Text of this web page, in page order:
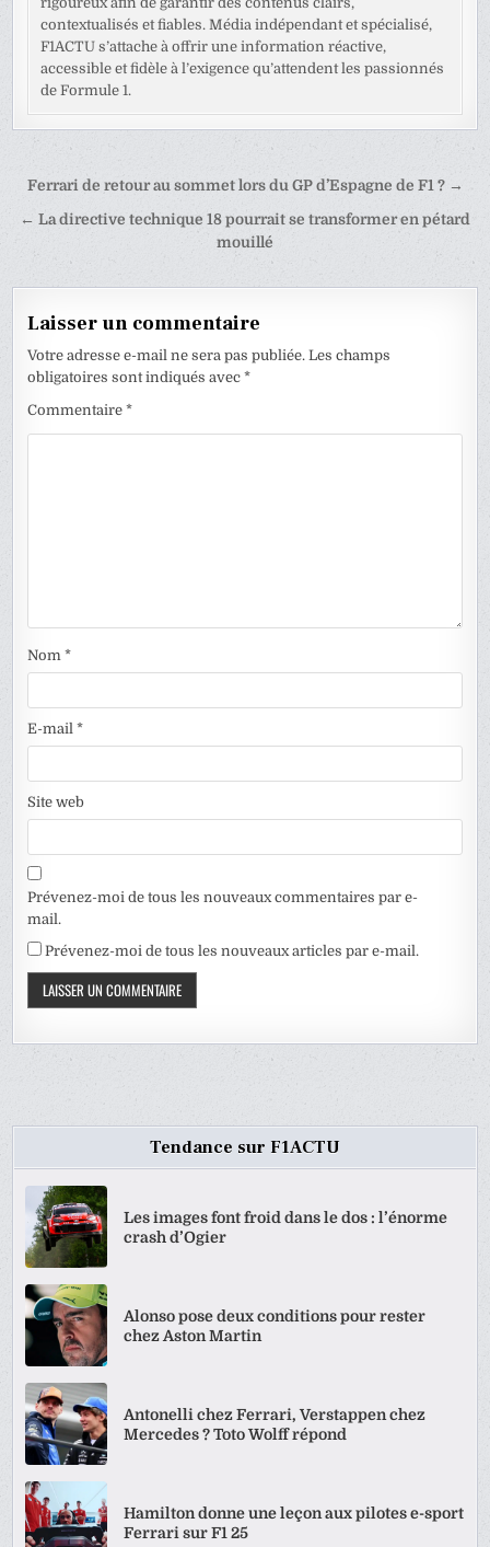
contextualisés et fiables. Média indépendant et spécialisé,
F1ACTU s’attache à offrir une information réactive,
accessible et fidèle à l’exigence qu’attendent les passionnés
de Formule 1.
Navigation
de
Ferrari de retour au sommet lors du GP d’Espagne de F1 ? →
← La directive technique 18 pourrait se transformer en pétard
mouillé
Laisser un commentaire
Votre adresse e-mail ne sera pas publiée. Les champs
obligatoires sont indiqués avec*
Commentaire*
Nom*
E-mail*
Site web
Prévenez-moi de tous les nouveaux commentaires par e-
mail.
Prévenez-moi de tous les nouveaux articles par e-mail.
Tendance sur F1ACTU
Les images font froid dans le dos : l’énorme
crash d’Ogier
Alonso pose deux conditions pour rester
chez Aston Martin
Antonelli chez Ferrari, Verstappen chez
Mercedes ? Toto Wolff répond
Hamilton donne une leçon aux pilotes e-sport
Ferrari sur F1 25